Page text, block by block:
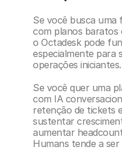
Se você busca uma
com planos baratos
o Octadesk pode
especialmente para
operações iniciantes.
Se você quer uma
com IA
retenção de tickets
sustentar
aumentar
Humans tende a ser